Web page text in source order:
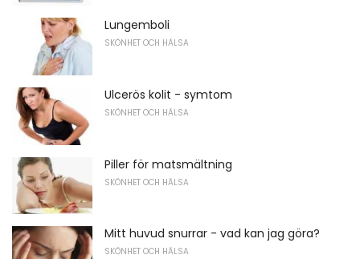
Lungemboli
SKÖNHET OCH HÄLSA
Ulcerös kolit - symtom
SKÖNHET OCH HÄLSA
Piller för matsmältning
SKÖNHET OCH HÄLSA
Mitt huvud snurrar - vad kan jag göra?
SKÖNHET OCH HÄLSA